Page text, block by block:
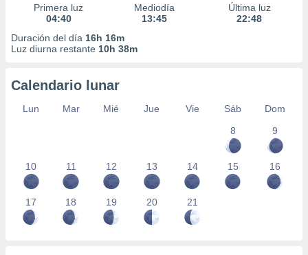
Primera luz
04:40
Mediodía
13:45
Última luz
22:48
Duración del día 16h 16m
Luz diurna restante 10h 38m
Calendario lunar
Lun Mar Mié Jue Vie Sáb
Dom
8
9
10 11 12 13 14 15 16
17 18 19 20 21